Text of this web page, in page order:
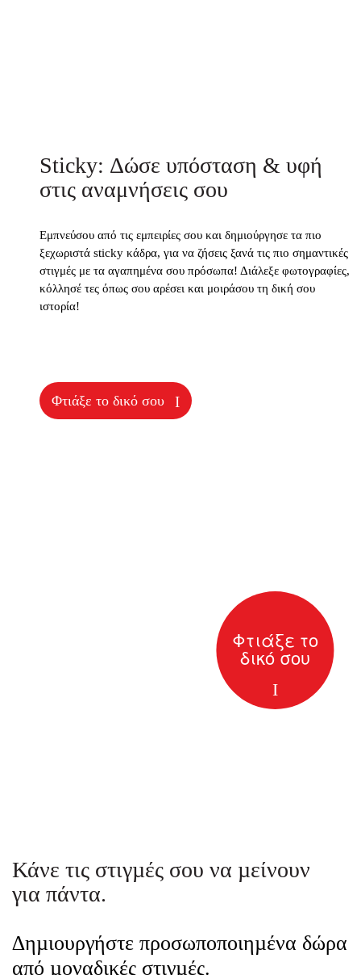
Sticky: Δώσε υπόσταση & υφή
στις αναμνήσεις σου
Εμπνεύσου από τις εμπειρίες σου και δημιούργησε τα πιο
ξεχωριστά sticky κάδρα, για να ζήσεις ξανά τις πιο σημαντικές
στιγμές με τα αγαπημένα σου πρόσωπα! Διάλεξε φωτογραφίες,
κόλλησέ τες όπως σου αρέσει και μοιράσου τη δική σου
ιστορία!
Φτιάξε το δικό σου
Φτιάξε το
δικό σου
Κάνε τις στιγµές σου να µείνουν
για πάντα.
∆ηµιουργήστε προσωποποιηµένα δώρα
από µοναδικές στιγµές.